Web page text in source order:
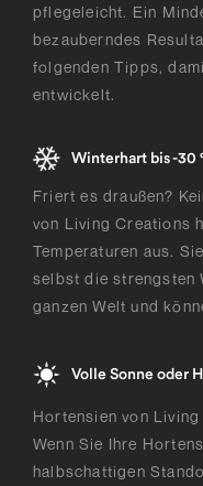
pflegeleicht. Ein
bezauberndes
folgenden Tipps,
entwickelt.
Winterhart bis -30
Friert es draußen?
von Living Creations
Temperaturen aus.
selbst die strengsten
ganzen Welt und
Volle Sonne oder
Hortensien von
Wenn Sie Ihre
halbschattigen